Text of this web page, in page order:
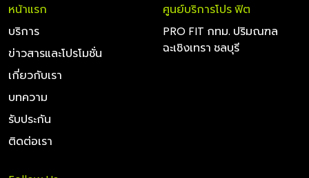
หน้าแรก
บริการ
ข่าวสารและโปรโมชั่น
เกี่ยวกับเรา
บทความ
รับประกัน
ติดต่อเรา
ศูนย์บริการโปร ฟิต
PRO FIT กทม. ปริมณฑล
ฉะเชิงเทรา ชลบุรี